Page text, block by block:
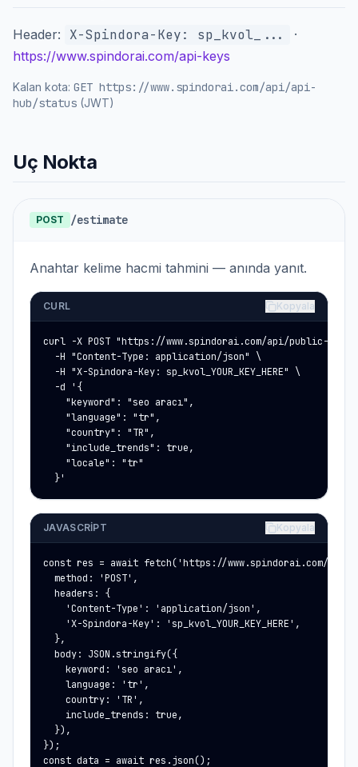
Header: X-Spindora-Key: sp_kvol_...
·
https://www.spindorai.com/api-keys
Kalan kota: GET https://www.spindorai.com/api/api-
hub/status (JWT)
Uç Nokta
POST /estimate
Anahtar kelime hacmi tahmini — anında yanıt.
CURL Kopyala
curl -X POST "https://www.spindorai.com/api/public-
  -H "Content-Type: application/json" \
  -H "X-Spindora-Key: sp_kvol_YOUR_KEY_HERE" \
  -d '{
    "keyword": "seo aracı",
    "language": "tr",
    "country": "TR",
    "include_trends": true,
    "locale": "tr"
  }'
JAVASCRIPT Kopyala
const res = await fetch('https://www.spindorai.com/api/
  method: 'POST',
  headers: {
    'Content-Type': 'application/json',
    'X-Spindora-Key': 'sp_kvol_YOUR_KEY_HERE',
  },
  body: JSON.stringify({
    keyword: 'seo aracı',
    language: 'tr',
    country: 'TR',
    include_trends: true,
  }),
});
const data = await res.json();